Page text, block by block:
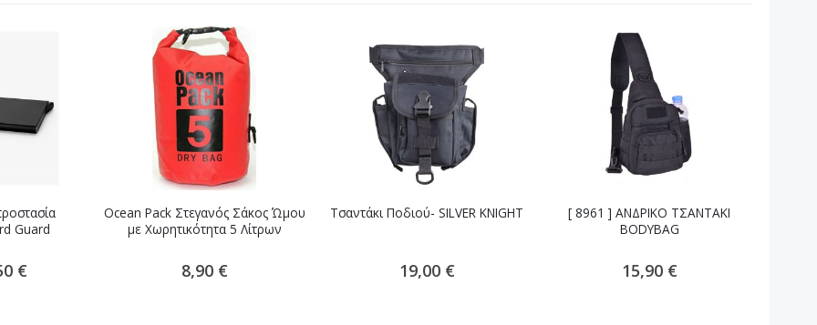
Guard
€
Ocean Pack Στεγανός Σάκος Ώμου
με Χωρητικότητα 5 Λίτρων
8,90 €
Τσαντάκι Ποδιού- SILVER KNIGHT
19,00 €
[ 8961 ] ΑΝΔΡΙΚΟ ΤΣΑΝΤΑΚΙ
BODYBAG
15,90 €